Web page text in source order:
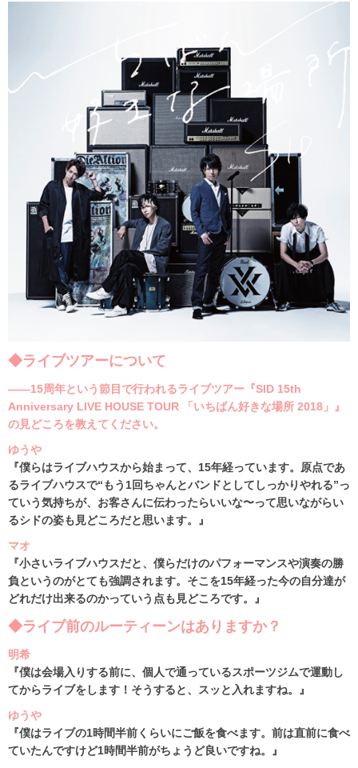
◆ライブツアーについて
――15周年という節目で行われるライブツアー『SID 15th
Anniversary LIVE HOUSE TOUR 「いちばん好きな場所 2018」』
の見どころを教えてください。
ゆうや
『僕らはライブハウスから始まって、15年経っています。原点であ
るライブハウスで“もう1回ちゃんとバンドとしてしっかりやれる”っ
ていう気持ちが、お客さんに伝わったらいいな〜って思いながらい
るシドの姿も見どころだと思います。』
マオ
『小さいライブハウスだと、僕らだけのパフォーマンスや演奏の勝
負というのがとても強調されます。そこを15年経った今の自分達が
どれだけ出来るのかっていう点も見どころです。』
◆ライブ前のルーティーンはありますか？
明希
『僕は会場入りする前に、個人で通っているスポーツジムで運動し
てからライブをします！そうすると、スッと入れますね。』
ゆうや
『僕はライブの1時間半前くらいにご飯を食べます。前は直前に食べ
ていたんですけど1時間半前がちょうど良いですね。』